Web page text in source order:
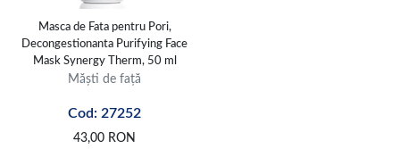
Masca de Fata pentru Pori,
Decongestionanta Purifying Face
Mask Synergy Therm, 50 ml
Măști de față
Cod: 27252
43,00 RON